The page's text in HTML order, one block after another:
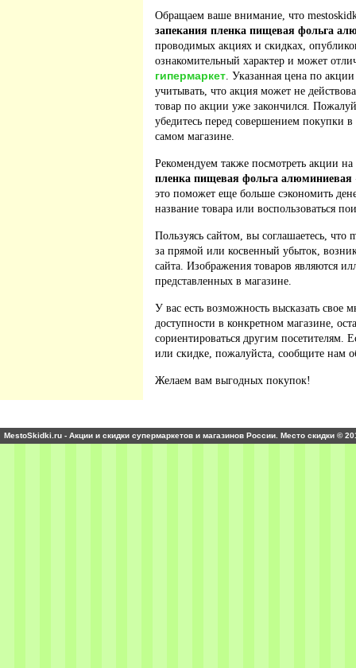
Обращаем ваше внимание, что
запекания пленка пищевая фольга
проводимых акциях и скидках,
ознакомительный характер и может
гипермаркет. Указанная цена по
учитывать, что акция может не
товар по акции уже закончился.
убедитесь перед совершением покупки
самом магазине.
Рекомендуем также посмотреть акции
пленка пищевая фольга алюминиевая
это поможет еще больше сэкономить
название товара или воспользоваться
Пользуясь сайтом, вы соглашаетесь, что
за прямой или косвенный убыток,
сайта. Изображения товаров являются
представленных в магазине.
У вас есть возможность высказать свое
доступности в конкретном магазине,
сориентироваться другим
или скидке, пожалуйста, сообщите нам
Желаем вам выгодных покупок!
MestoSkidki.ru - Акции и скидки супермаркетов и магазинов России. Место скидки ©